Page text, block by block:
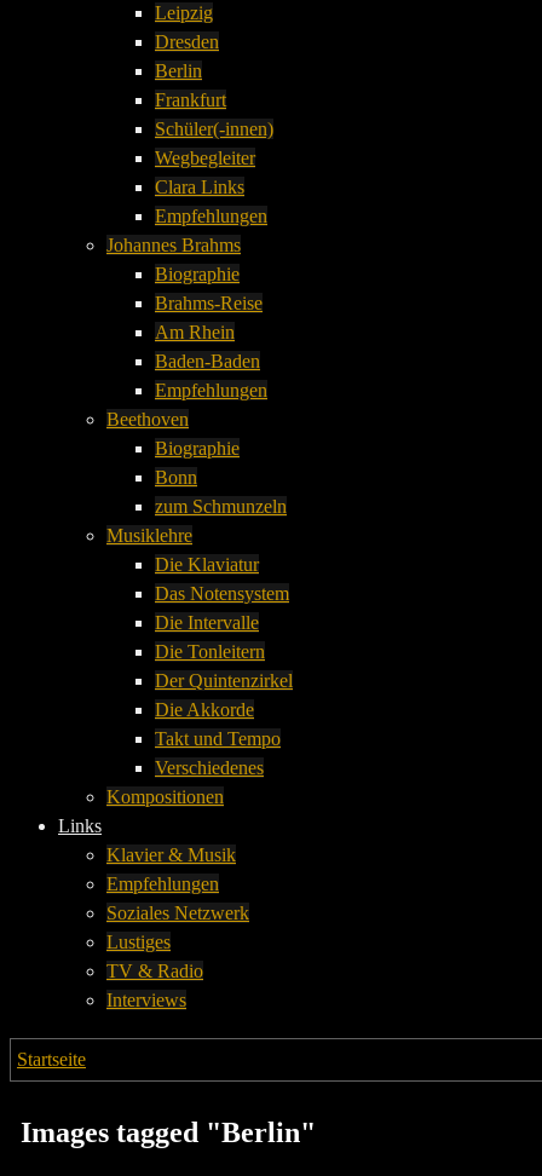
Leipzig
Dresden
Berlin
Frankfurt
Schüler(-innen)
Wegbegleiter
Clara Links
Empfehlungen
Johannes Brahms
Biographie
Brahms-Reise
Am Rhein
Baden-Baden
Empfehlungen
Beethoven
Biographie
Bonn
zum Schmunzeln
Musiklehre
Die Klaviatur
Das Notensystem
Die Intervalle
Die Tonleitern
Der Quintenzirkel
Die Akkorde
Takt und Tempo
Verschiedenes
Kompositionen
Links
Klavier & Musik
Empfehlungen
Soziales Netzwerk
Lustiges
TV & Radio
Interviews
Startseite
Images tagged "Berlin"